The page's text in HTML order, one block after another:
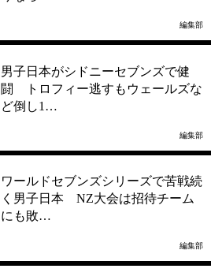
編集部
男子日本がシドニーセブンズで健
闘 トロフィー逃すもウェールズな
ど倒し1…
編集部
ワールドセブンズシリーズで苦戦続
く男子日本 NZ大会は招待チーム
にも敗…
編集部